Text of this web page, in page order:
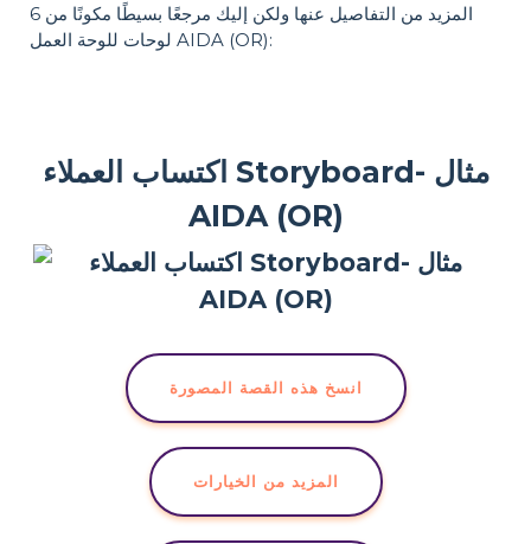
المزيد من التفاصيل عنها ولكن إليك مرجعًا بسيطًا مكونًا من 6
لوحات للوحة العمل AIDA (OR):
اكتساب العملاء Storyboard- مثال
AIDA (OR)
انسخ هذه القصة المصورة
المزيد من الخيارات